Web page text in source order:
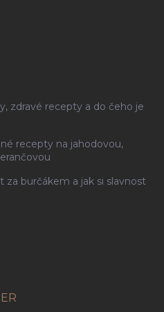
zdravé recepty a do čeho je
recepty na jahodovou,
za burčákem a jak si slavnost